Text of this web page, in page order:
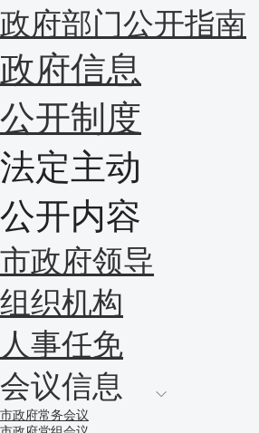
政府部门公开指南
政府信息
公开制度
法定主动
公开内容
市政府领导
组织机构
人事任免
会议信息
市政府常务会议